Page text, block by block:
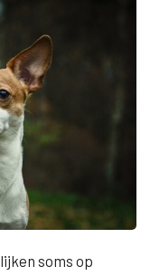
lijken soms op